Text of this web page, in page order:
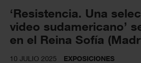
‘Resistencia. Una
video sudamericano’
en el Reina Sofía
10 JULIO 2025 EXPOSICIONES